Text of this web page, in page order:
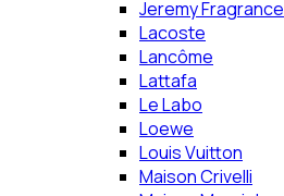
Jeremy Fragrance
Lacoste
Lancôme
Lattafa
Le Labo
Loewe
Louis Vuitton
Maison Crivelli